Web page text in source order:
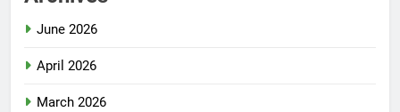
June 2026
April 2026
March 2026